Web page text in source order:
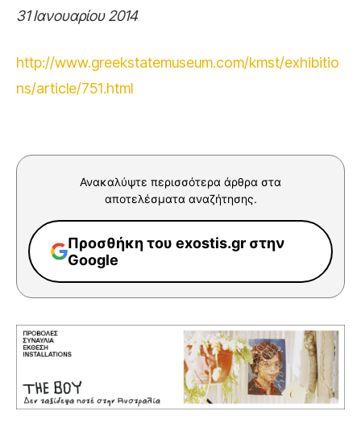
31 Ιανουαρίου 2014
http://www.greekstatemuseum.com/kmst/exhibitio
ns/article/751.html
Ανακαλύψτε περισσότερα άρθρα στα
αποτελέσματα αναζήτησης.
Προσθήκη του exostis.gr στην
Google